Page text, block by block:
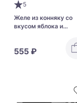
5
Желе из конняку со
вкусом яблока и
Du Puru & Jelly Pouch
Apple + Grape
555 ₽